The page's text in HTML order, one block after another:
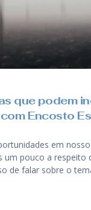
que podem
Encosto
em
um pouco a respeito
de falar sobre o